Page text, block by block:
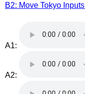
B2: Move Tokyo Inputs
A1:
A2: